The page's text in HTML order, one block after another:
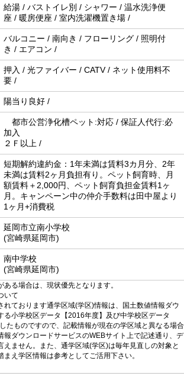
給湯 / バストイレ別 / シャワー / 温水洗浄便
座 / 暖房便座 / 室内洗濯機置き場 /
バルコニー / 南向き / フローリング / 照明付
き / エアコン /
押入 / 光ファイバー / CATV / ネット使用料不
要 /
陽当り良好 /
都市公営浄化槽ペット:対応 / 保証人代行:必
加入
２Ｆ以上 /
短期解約違約金：1年未満は賃料3カ月分、2年
未満は賃料2ヶ月負担有り。ペット飼育時、月
額賃料＋2,000円、ペット飼育負担金賃料1ヶ
月。キャンペーン中の仲介手数料は田中屋より
1ヶ月+消費税
延岡市立南小学校
(宮崎県延岡市)
南中学校
(宮崎県延岡市)
る場合は、現状優先となります。
いて
れております通学区域(学区)情報は、国土数値情報ダウ
る小学校区データ【2016年度】及び中学校区データ
たものですので、記載情報が現在の学区域と異なる場合
報ダウンロードサービスのWEBサイト上で記述通り、デ
えません。また、通学区域(学区)は毎年見直しの対象と
え学区情報は参考としてご活用下さい。